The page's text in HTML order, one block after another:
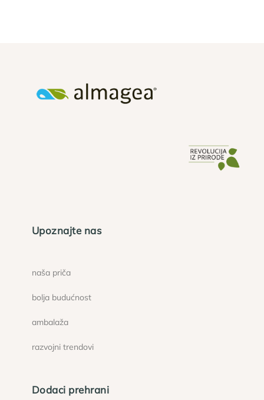
Upoznajte nas
naša priča
bolja budućnost
ambalaža
razvojni trendovi
Dodaci prehrani